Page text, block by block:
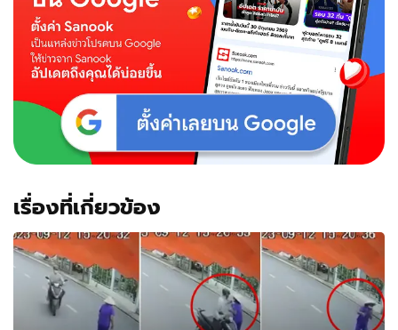
แก่น
นคร
แถม
ถ่าย
ไว้
ต่าง
หน้า
เรื่องที่เกี่ยวข้อง